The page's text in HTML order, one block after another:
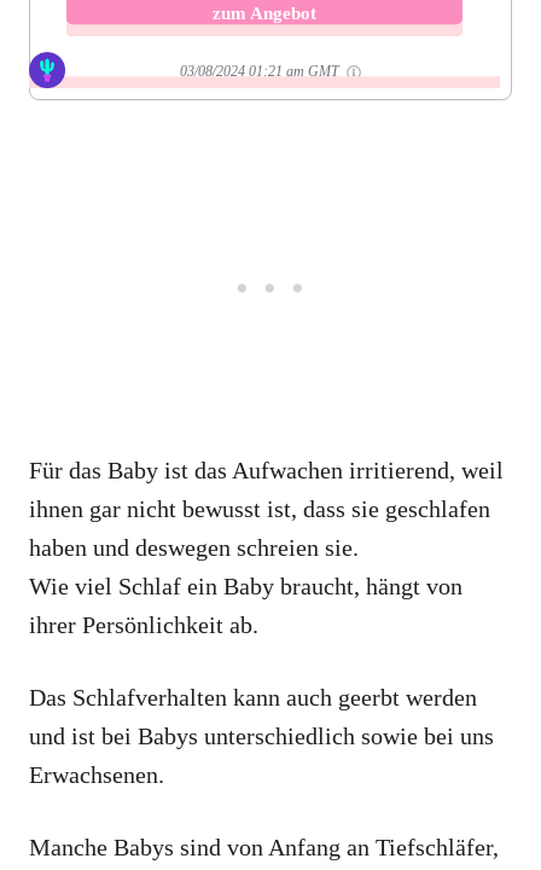
zum Angebot
03/08/2024 01:21 am GMT
Für das Baby ist das Aufwachen irritierend, weil
ihnen gar nicht bewusst ist, dass sie geschlafen
haben und deswegen schreien sie.
Wie viel Schlaf ein Baby braucht, hängt von
ihrer Persönlichkeit ab.
Das Schlafverhalten kann auch geerbt werden
und ist bei Babys unterschiedlich sowie bei uns
Erwachsenen.
Manche Babys sind von Anfang an Tiefschläfer,